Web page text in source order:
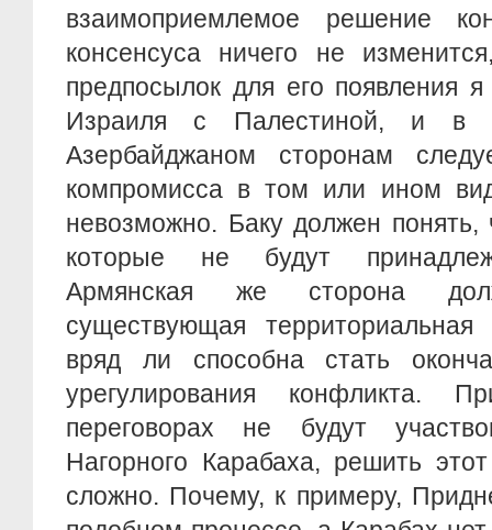
взаимоприемлемое решение
консенсуса ничего не
предпосылок для его появления
Израиля с Палестиной, и в
Азербайджаном сторонам
компромисса в том или ином
невозможно. Баку должен понять,
которые не будут
Армянская же сторона
существующая территориальная
вряд ли способна стать
урегулирования конфликта.
переговорах не будут
Нагорного Карабаха, решить
сложно. Почему, к примеру,